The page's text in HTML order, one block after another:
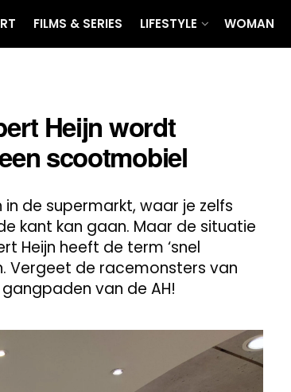
FILMS & SERIES LIFESTYLE WOMAN
Heijn wordt
scootmobiel
de supermarkt, waar je zelfs
kant kan gaan. Maar de situatie
Heijn heeft de term ‘snel
Vergeet de racemonsters van
van de AH!